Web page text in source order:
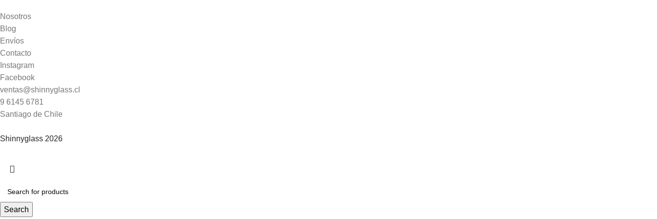
Nosotros
Blog
Envíos
Contacto
Instagram
Facebook
ventas@shinnyglass.cl
9 6145 6781
Santiago de Chile
Shinnyglass 2026
Search